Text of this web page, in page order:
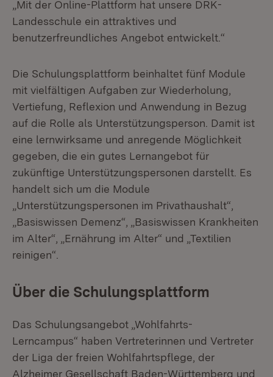
„Mit der Online-Plattform hat unsere DRK-
Landesschule ein attraktives und
benutzerfreundliches Angebot entwickelt.“
Die Schulungsplattform beinhaltet fünf Module
mit vielfältigen Aufgaben zur Wiederholung,
Vertiefung, Reflexion und Anwendung in Bezug
auf die Rolle als Unterstützungsperson. Damit ist
eine lernwirksame und anregende Möglichkeit
gegeben, die ein gutes Lernangebot für
zukünftige Unterstützungspersonen darstellt. Es
handelt sich um die Module
„Unterstützungspersonen im Privathaushalt“,
„Basiswissen Demenz“, „Basiswissen Krankheiten
im Alter“, „Ernährung im Alter“ und „Textilien
reinigen“.
Über die Schulungsplattform
Das Schulungsangebot „Wohlfahrts-
Lerncampus“ haben Vertreterinnen und Vertreter
der Liga der freien Wohlfahrtspflege, der
Alzheimer Gesellschaft Baden-Württemberg und